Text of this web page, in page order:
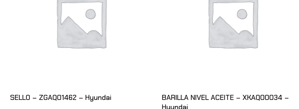
SELLO – ZGAQ01462 – Hyundai
BARILLA NIVEL ACEITE – XKAQ00034 –
Hyundai